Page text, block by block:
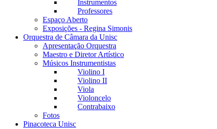
Instrumentos
Professores
Espaço Aberto
Exposições - Regina Simonis
Orquestra de Câmara da Unisc
Apresentação Orquestra
Maestro e Diretor Artístico
Músicos Instrumentistas
Violino I
Violino II
Viola
Violoncelo
Contrabaixo
Fotos
Pinacoteca Unisc